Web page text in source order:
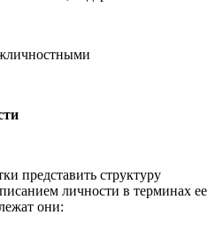
представить структуру
личности в терминах ее
они: